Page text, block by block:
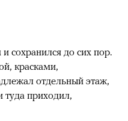
сохранился до сих пор.
красками,
отдельный этаж,
туда приходил,